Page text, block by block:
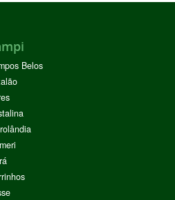
Belos